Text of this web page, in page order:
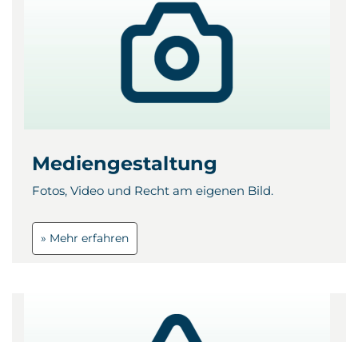
Mediengestaltung
Fotos, Video und Recht am eigenen Bild.
» Mehr erfahren